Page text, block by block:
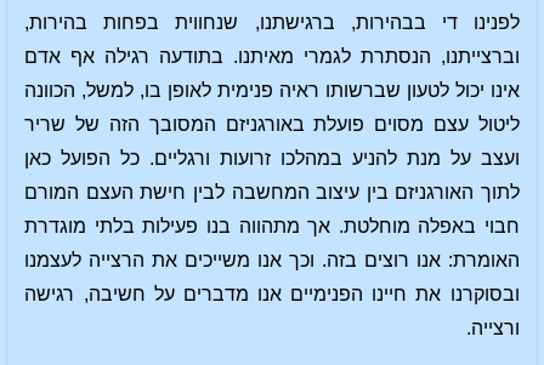
לפנינו די בבהירות, ברגישתנו, שנחווית בפחות בהירות,
וברצייתנו, הנסתרת לגמרי מאיתנו. בתודעה רגילה אף אדם
אינו יכול לטעון שברשותו ראיה פנימית לאופן בו, למשל, הכוונה
ליטול עצם מסוים פועלת באורגניזם המסובך הזה של שריר
ועצב על מנת להניע במהלכו זרועות ורגליים. כל הפועל כאן
לתוך האורגניזם בין עיצוב המחשבה לבין חישת העצם המורם
חבוי באפלה מוחלטת. אך מתהווה בנו פעילות בלתי מוגדרת
האומרת: אנו רוצים בזה. וכך אנו משייכים את הרצייה לעצמנו
ובסוקרנו את חיינו הפנימיים אנו מדברים על חשיבה, רגישה
ורצייה.